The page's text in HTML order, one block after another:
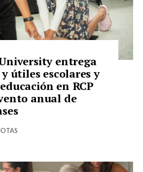
entrega
útiles escolares y
en RCP
anual de